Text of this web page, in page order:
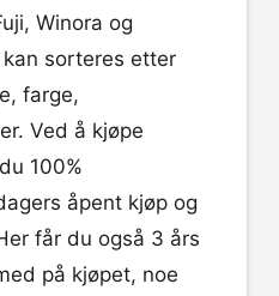
Winora og
sorteres etter
farge,
Ved å kjøpe
100%
åpent kjøp og
får du også 3 års
på kjøpet, noe